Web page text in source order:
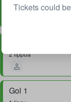
1 lippu
2 lippua
Gol 1
Tickets could